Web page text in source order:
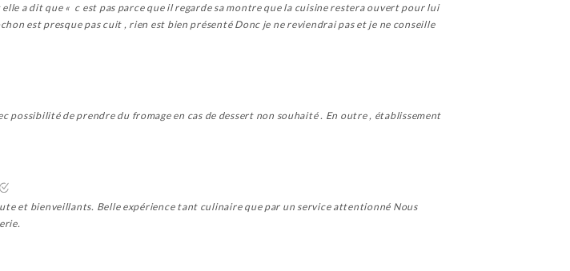
a dit que « c est pas parce que il regarde sa montre que la cuisine restera ouvert pour lui
est presque pas cuit , rien est bien présenté Donc je ne reviendrai pas et je ne conseille
possibilité de prendre du fromage en cas de dessert non souhaité . En outre , établissement
et bienveillants. Belle expérience tant culinaire que par un service attentionné Nous